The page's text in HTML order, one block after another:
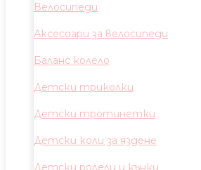
Велосипеди
Аксесоари за велосипеди
Баланс колело
Детски триколки
Детски тротинетки
Детски коли за яздене
Детски ролели и кънки